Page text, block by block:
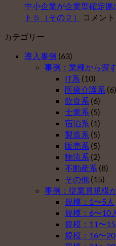
型
確
年
金
を
導
入
し
な
い
理
由
ベ
ス
ト
５
（そ
の
４）
業
が
確
定
拠
出
年
金
を
導
入
し
な
い
理
由
ベ
ス
ト
中小企業が企業型確定
ト５（その２）
中
企
業
型
確
定
拠
出
年
金
を
導
入
し
な
い
理
コメン
カテゴリー
導入事例 (63)
事例：業種から探
IT系 (10)
医療介護系 (6)
飲食系 (6)
士業系 (5)
宿泊系 (1)
製造系 (5)
販売系 (5)
物流系 (2)
不動産系 (8)
その他 (15)
事例：従業員規模
規模：1〜5人
規模：6〜10
規模：11〜15
規模：16〜20